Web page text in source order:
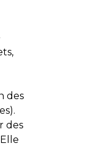
des
des